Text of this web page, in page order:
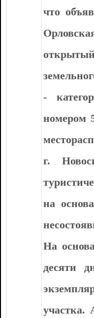
что
-
номером
г.
на
На
десяти
участка.